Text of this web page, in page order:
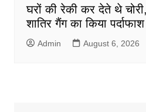
घरों की रेकी कर देते थे
शातिर गैंग का किया पर्दाफाश
Admin August 6, 2026